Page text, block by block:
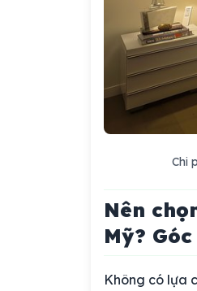
Chi
Nên
Mỹ?
Không có lựa